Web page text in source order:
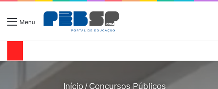
Menu
Início / Concursos Públicos